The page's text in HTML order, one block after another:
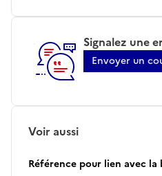
Signalez une
Envoyer un
Voir aussi
Référence pour lien avec la